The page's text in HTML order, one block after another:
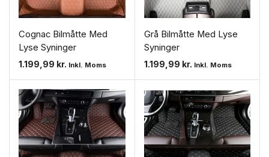
Cognac Bilmåtte Med
Lyse Syninger
1.199,99 kr. Inkl. Moms
Grå Bilmåtte Med Lyse
Syninger
1.199,99 kr. Inkl. Moms